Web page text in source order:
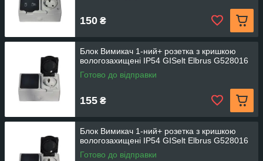
150 ₴
Блок Вимикач 1-ний+ розетка з кришкою
вологозахищені IP54 GISelt Elbrus G528016
Готово до відправки
155 ₴
Блок Вимикач 1-ний+ розетка з кришкою
вологозахищені IP54 GISelt Elbrus G528016
Готово до відправки